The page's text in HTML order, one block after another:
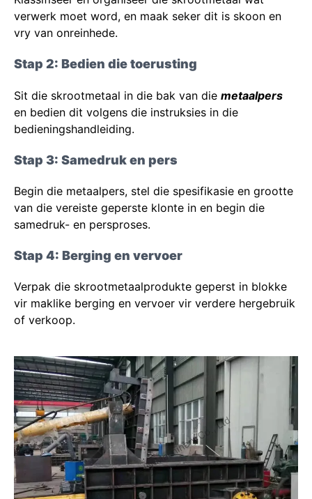
verwerk moet word, en maak seker dit is skoon en
vry van onreinhede.
Stap 2: Bedien die toerusting
Sit die skrootmetaal in die bak van die metaalpers
en bedien dit volgens die instruksies in die
bedieningshandleiding.
Stap 3: Samedruk en pers
Begin die metaalpers, stel die spesifikasie en grootte
van die vereiste geperste klonte in en begin die
samedruk- en persproses.
Stap 4: Berging en vervoer
Verpak die skrootmetaalprodukte geperst in blokke
vir maklike berging en vervoer vir verdere hergebruik
of verkoop.